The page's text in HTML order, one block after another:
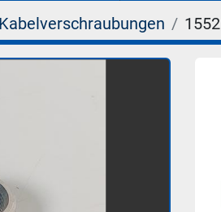
Kabelverschraubungen 1552